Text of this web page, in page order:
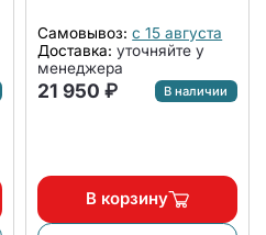
Самовывоз: с 15 августа
Доставка: уточняйте у
менеджера
21 950 ₽ В наличии
В корзину